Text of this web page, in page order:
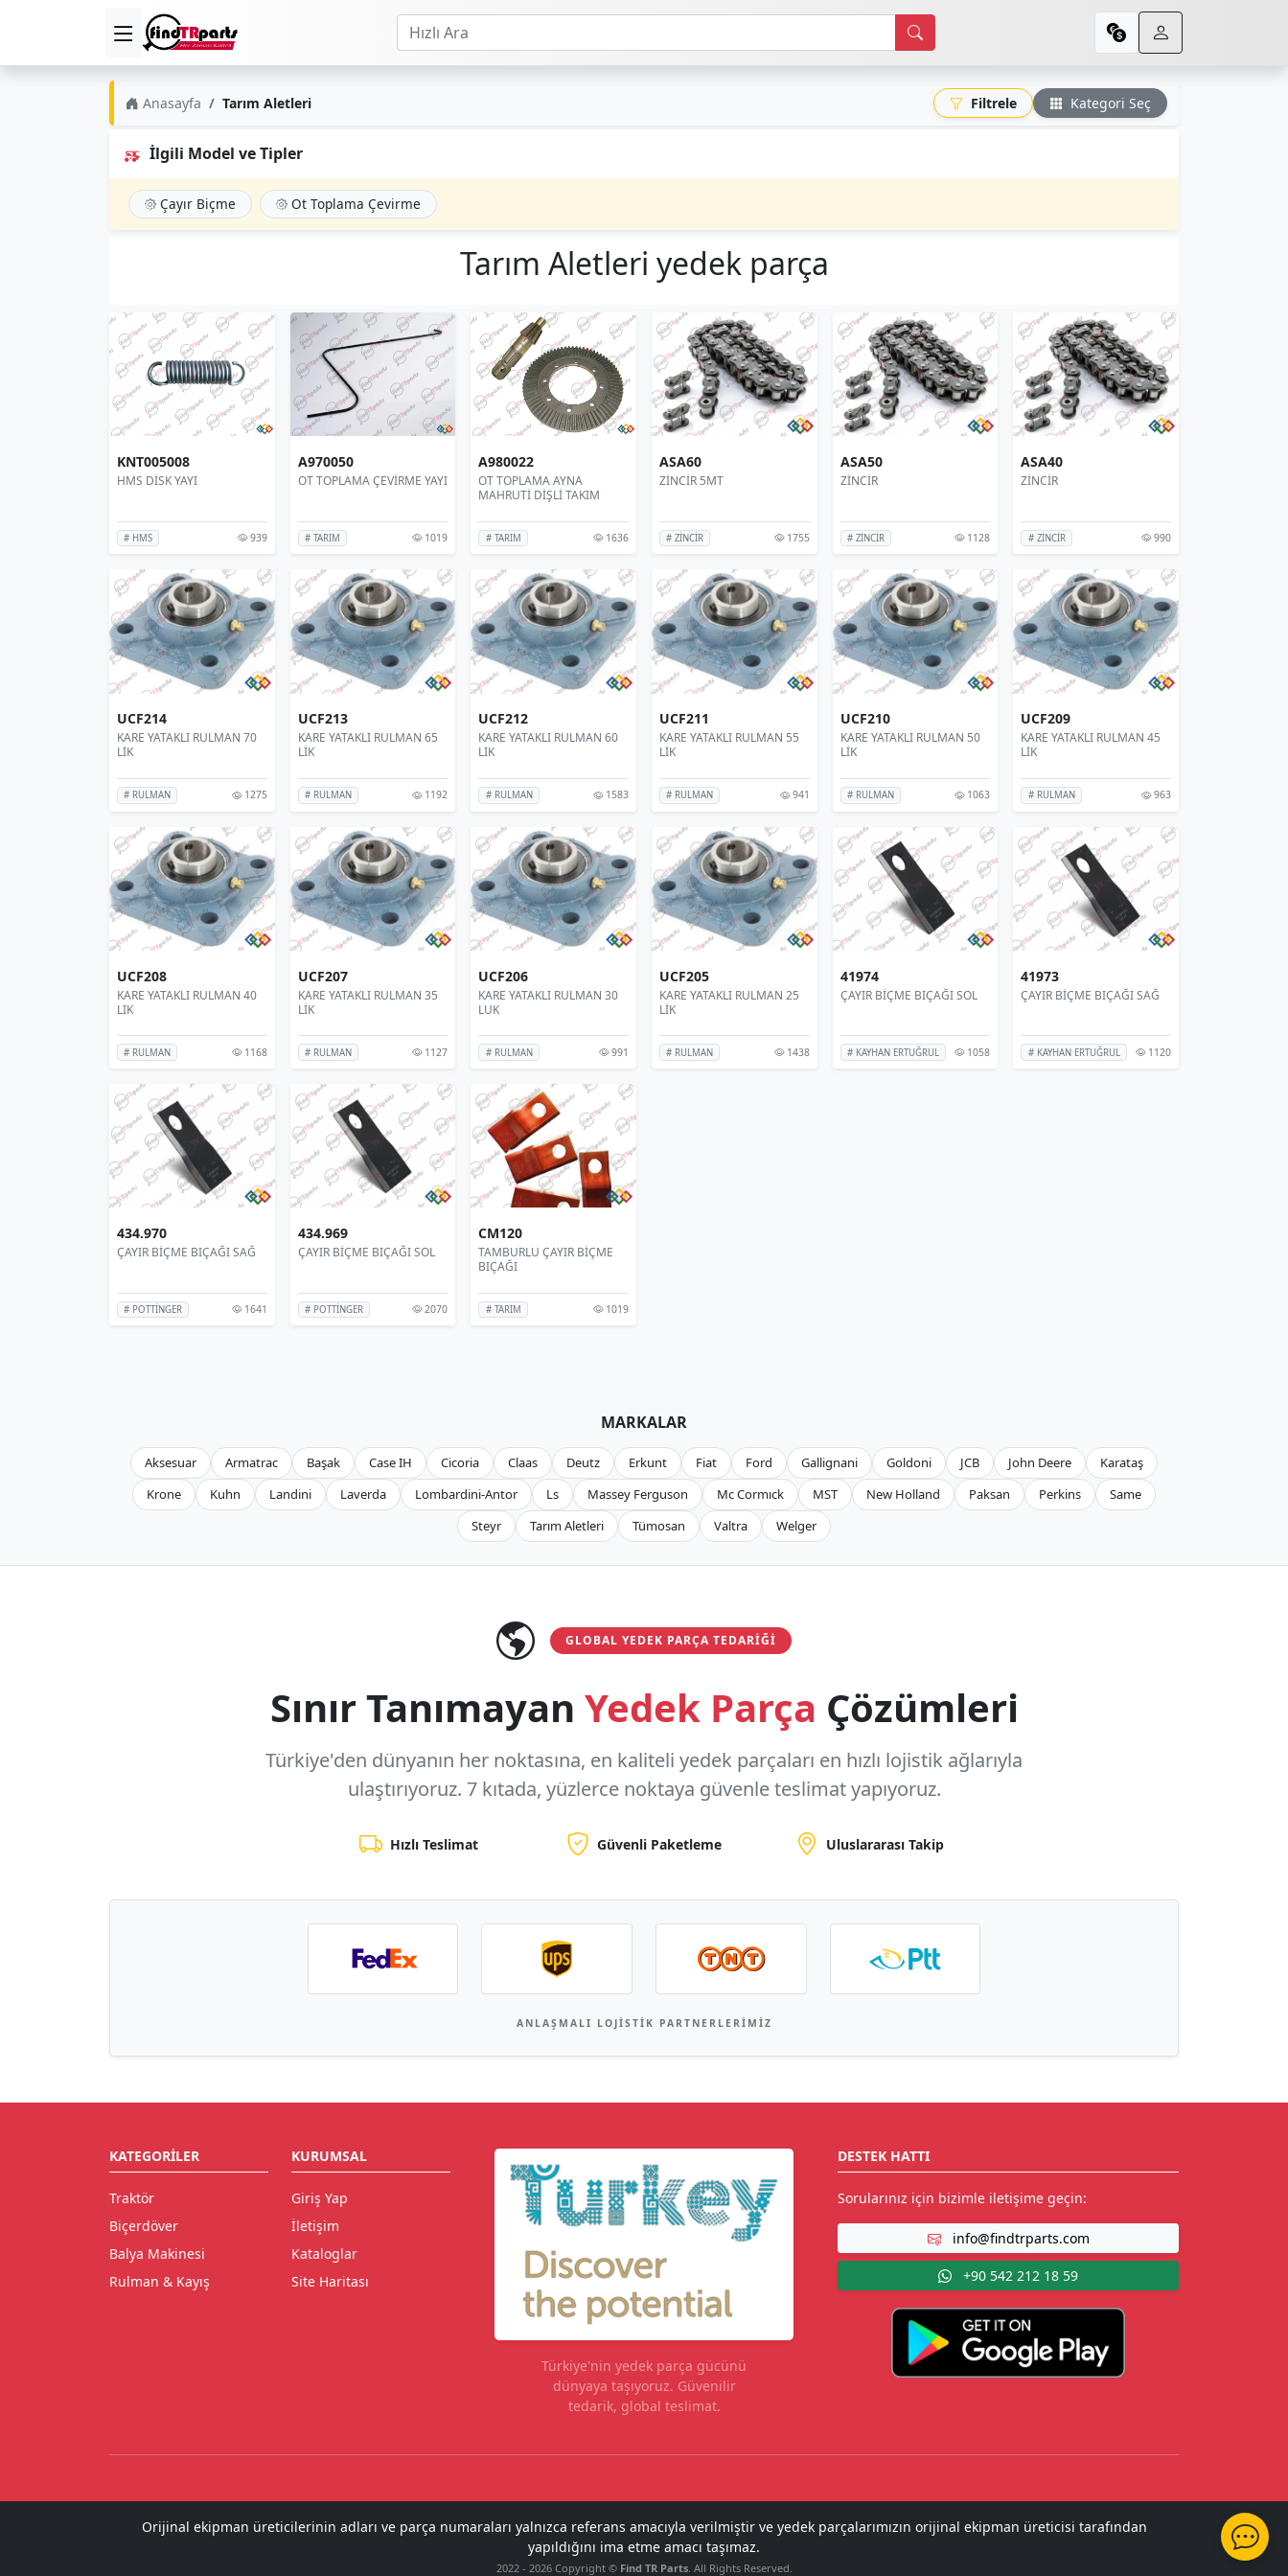
Anasayfa Tarım Aletleri Filtrele Kategori Seç
İlgili Model ve Tipler
Çayır Biçme Ot Toplama Çevirme
Tarım Aletleri yedek parça
KNT005008
HMS DİSK YAYI
# HMS 939
A970050
OT TOPLAMA ÇEVİRME YAYI
# TARIM 1019
A980022
OT TOPLAMA AYNA
MAHRUTİ DİŞLİ TAKIM
# TARIM 1636
ASA60
ZİNCİR 5MT
# ZİNCİR 1755
ASA50
ZİNCİR
# ZİNCİR 1128
ASA40
ZİNCİR
# ZİNCİR 990
UCF214
KARE YATAKLI RULMAN 70
LİK
# RULMAN 1275
UCF213
KARE YATAKLI RULMAN 65
LİK
# RULMAN 1192
UCF212
KARE YATAKLI RULMAN 60
LIK
# RULMAN 1583
UCF211
KARE YATAKLI RULMAN 55
LİK
# RULMAN 941
UCF210
KARE YATAKLI RULMAN 50
LİK
# RULMAN 1063
UCF209
KARE YATAKLI RULMAN 45
LİK
# RULMAN 963
UCF208
KARE YATAKLI RULMAN 40
LIK
# RULMAN 1168
UCF207
KARE YATAKLI RULMAN 35
LİK
# RULMAN 1127
UCF206
KARE YATAKLI RULMAN 30
LUK
# RULMAN 991
UCF205
KARE YATAKLI RULMAN 25
LİK
# RULMAN 1438
41974
ÇAYIR BİÇME BIÇAĞI SOL
# KAYHAN ERTUĞRUL 1058
41973
ÇAYIR BİÇME BIÇAĞI SAĞ
# KAYHAN ERTUĞRUL 1120
434.970
ÇAYIR BİÇME BIÇAĞI SAĞ
# POTTİNGER 1641
434.969
ÇAYIR BİÇME BIÇAĞI SOL
# POTTİNGER 2070
CM120
TAMBURLU ÇAYIR BİÇME
BIÇAĞI
# TARIM 1019
MARKALAR
Aksesuar Armatrac Başak Case IH Cicoria Claas Deutz Erkunt Fiat Ford Gallignani Goldoni JCB John Deere
Karataş
Krone
Kuhn Landini Laverda Lombardini-Antor Ls Massey Ferguson Mc Cormıck MST New Holland Paksan Perkins
Same
Steyr
Tarım Aletleri Tümosan Valtra Welger
GLOBAL YEDEK PARÇA TEDARIĞI
Sınır Tanımayan Yedek Parça Çözümleri
Türkiye'den dünyanın her noktasına, en kaliteli yedek parçaları en hızlı lojistik ağlarıyla
ulaştırıyoruz. 7 kıtada, yüzlerce noktaya güvenle teslimat yapıyoruz.
Hızlı Teslimat Güvenli Paketleme Uluslararası Takip
ANLAŞMALI LOJISTIK PARTNERLERIMIZ
KATEGORILER
Traktör
Biçerdöver
Balya Makinesi
Rulman & Kayış
KURUMSAL
Giriş Yap
İletişim
Kataloglar
Site Haritası
Türkiye'nin yedek parça gücünü
dünyaya taşıyoruz. Güvenilir
tedarik, global teslimat.
DESTEK HATTI
Sorularınız için bizimle iletişime geçin:
info@findtrparts.com
+90 542 212 18 59
Orijinal ekipman üreticilerinin adları ve parça numaraları yalnızca referans amacıyla verilmiştir ve yedek parçalarımızın orijinal ekipman üreticisi tarafından
yapıldığını ima etme amacı taşımaz.
2022 - 2026 Copyright © Find TR Parts. All Rights Reserved.